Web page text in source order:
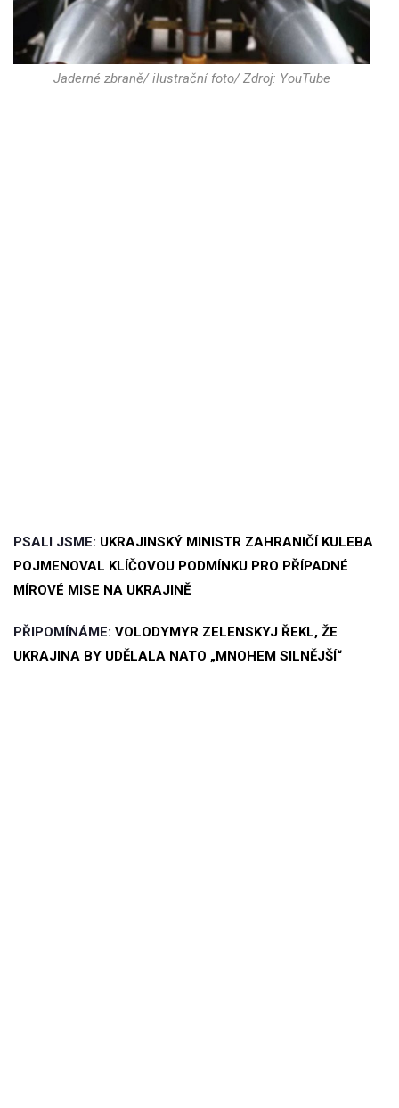
Jaderné zbraně/ ilustrační foto/ Zdroj: YouTube
PSALI JSME: UKRAJINSKÝ MINISTR ZAHRANIČÍ KULEBA
POJMENOVAL KLÍČOVOU PODMÍNKU PRO PŘÍPADNÉ
MÍROVÉ MISE NA UKRAJINĚ
PŘIPOMÍNÁME: VOLODYMYR ZELENSKYJ ŘEKL, ŽE
UKRAJINA BY UDĚLALA NATO „MNOHEM SILNĚJŠÍ“